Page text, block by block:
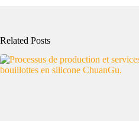
Related Posts